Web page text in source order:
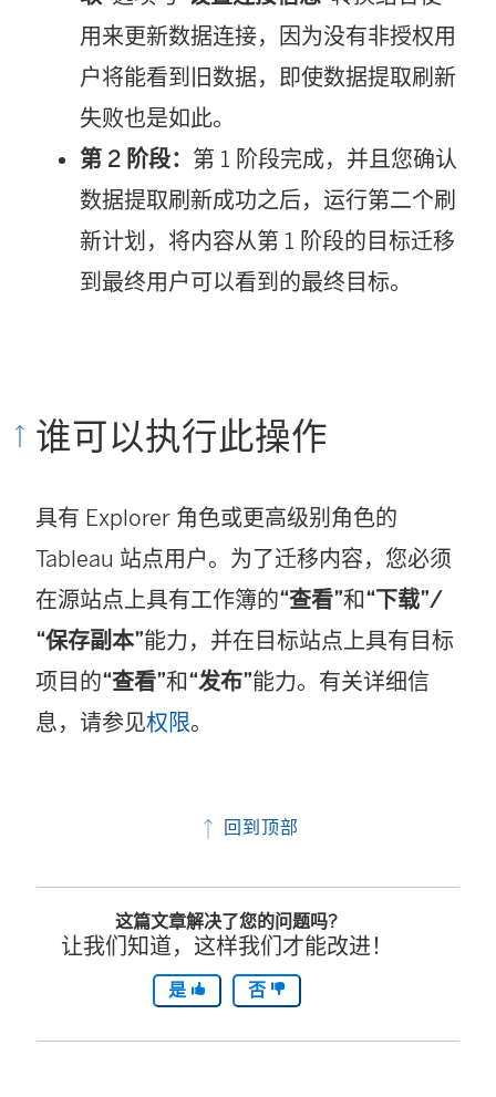
用来更新数据连接，因为没有非授权用
户将能看到旧数据，即使数据提取刷新
失败也是如此。
第 2 阶段： 第 1 阶段完成，并且您确认
数据提取刷新成功之后，运行第二个刷
新计划，将内容从第 1 阶段的目标迁移
到最终用户可以看到的最终目标。
谁可以执行此操作
具有 Explorer 角色或更高级别角色的
Tableau 站点用户。为了迁移内容，您必须
在源站点上具有工作簿的“查看”和“下载”/
“保存副本”能力，并在目标站点上具有目标
项目的“查看”和“发布”能力。有关详细信
息，请参见权限。
回到顶部
这篇文章解决了您的问题吗?
让我们知道，这样我们才能改进！
是 否